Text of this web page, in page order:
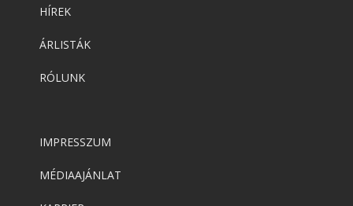
HÍREK
ÁRLISTÁK
RÓLUNK
IMPRESSZUM
MÉDIAAJÁNLAT